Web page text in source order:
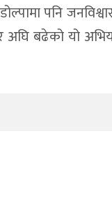
डोल्पामा पनि
बढेको यो